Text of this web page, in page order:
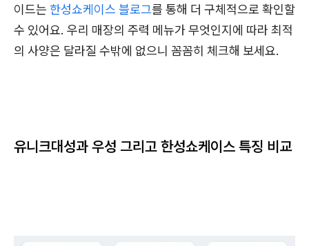
이드는 한성쇼케이스 블로그를 통해 더 구체적으로 확인할
수 있어요. 우리 매장의 주력 메뉴가 무엇인지에 따라 최적
의 사양은 달라질 수밖에 없으니 꼼꼼히 체크해 보세요.
유니크대성과 우성 그리고 한성쇼케이스 특징 비교